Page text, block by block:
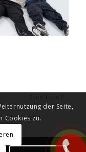
der Seite,
Cookies zu.